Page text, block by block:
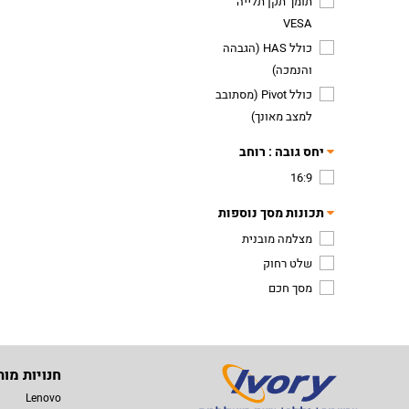
VESA
כולל HAS (הגבהה
והנמכה)
כולל Pivot (מסתובב
למצב מאונך)
יחס גובה : רוחב
16:9
תכונות מסך נוספות
מצלמה מובנית
שלט רחוק
מסך חכם
חנויות
Lenovo